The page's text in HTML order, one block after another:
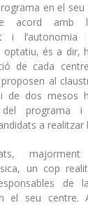
en el
amb
i
optatiu, és a dir,
de cada
al
de dos mesos
del programa
a realitzar
un cop
de
el seu centre.